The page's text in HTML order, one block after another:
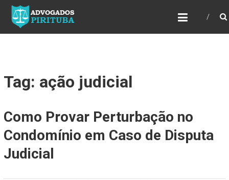
ADVOGADOS PIRITUBA
Precisando de advogado? Entre em contato!
Fazemos toda a assessoria que você
Tag: ação judicial
Como Provar Perturbação no
Condomínio em Caso de Disputa
Judicial